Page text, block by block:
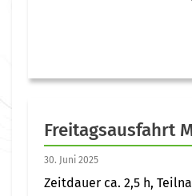
Freitagsausfahrt
30. Juni 2025
Zeitdauer ca. 2,5 h,